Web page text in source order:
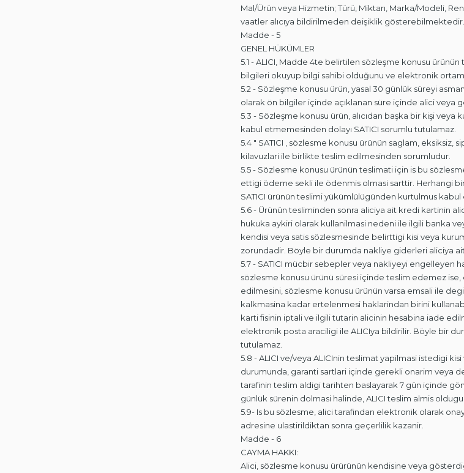
Mal/Ürün veya Hizmetin; Türü, Miktarı, Marka/Modeli,
vaatler alıcıya bildirilmeden deişiklik gösterebilmektedir.
Madde - 5
GENEL HÜKÜMLER
5.1 - ALICI, Madde 4te belirtilen sözleşme konusu
bilgileri okuyup bilgi sahibi olduğunu ve elektronik
5.2 - Sözleşme konusu ürün, yasal 30 günlük süreyi
olarak ön bilgiler içinde açıklanan süre içinde alici veya
5.3 - Sözleşme konusu ürün, alıcıdan başka bir kişi
kabul etmemesinden dolayı SATICI sorumlu tutulamaz.
5.4 " SATICI , sözlesme konusu ürünün saglam,
kilavuzlari ile birlikte teslim edilmesinden sorumludur.
5.5 - Sözlesme konusu ürünün teslimati için is bu
ettigi ödeme sekli ile ödenmis olmasi sarttir. Herhangi
SATICI ürünün teslimi yükümlülügünden kurtulmus kabul
5.6 - Ürünün tesliminden sonra aliciya ait kredi kartinin
hukuka aykiri olarak kullanilmasi nedeni ile ilgili banka
kendisi veya satis sözlesmesinde belirttigi kisi veya
zorundadir. Böyle bir durumda nakliye giderleri aliciya
5.7 - SATICI mücbir sebepler veya nakliyeyi engelleyen
sözlesme konusu ürünü süresi içinde teslim edemez
edilmesini, sözlesme konusu ürünün varsa emsali ile
kalkmasina kadar ertelenmesi haklarindan birini
karti fisinin iptali ve ilgili tutarin alicinin hesabina iade
elektronik posta araciligi ile ALICIya bildirilir. Böyle bir
tutulamaz.
5.8 - ALICI ve/veya ALICInin teslimat yapilmasi istedigi
durumunda, garanti sartlari içinde gerekli onarim veya
tarafinin teslim aldigi tarihten baslayarak 7 gün içinde
günlük sürenin dolmasi halinde, ALICI teslim almis
5.9- Is bu sözlesme, alici tarafindan elektronik olarak
adresine ulastirildiktan sonra geçerlilik kazanir.
Madde - 6
CAYMA HAKKI:
Alici, sözlesme konusu ürürünün kendisine veya